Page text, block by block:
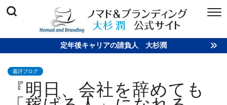
定年後キャリアの請負人 大杉潤
書評ブログ
『明日、会社を辞めても